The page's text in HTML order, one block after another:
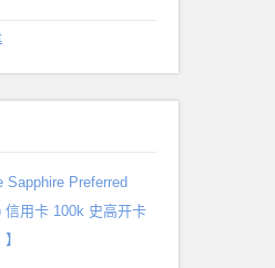
Sapphire Preferred
信用卡 100k 史高开卡